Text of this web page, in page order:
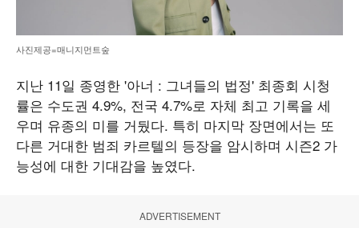
사진제공=매니지먼트숲
지난 11일 종영한 '아너 : 그녀들의 법정' 최종회 시청
률은 수도권 4.9%, 전국 4.7%로 자체 최고 기록을 세
우며 유종의 미를 거뒀다. 특히 마지막 장면에서는 또
다른 거대한 범죄 카르텔의 등장을 암시하며 시즌2 가
능성에 대한 기대감을 높였다.
ADVERTISEMENT